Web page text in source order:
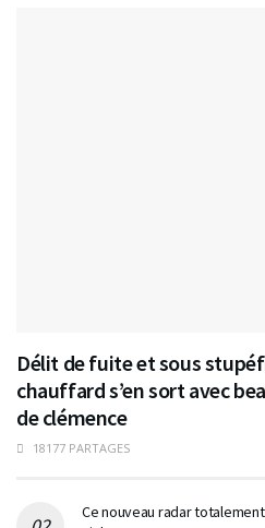
Délit de fuite et sous
chauffard s’en sort avec
de clémence
18177 PARTAGES
Ce nouveau radar